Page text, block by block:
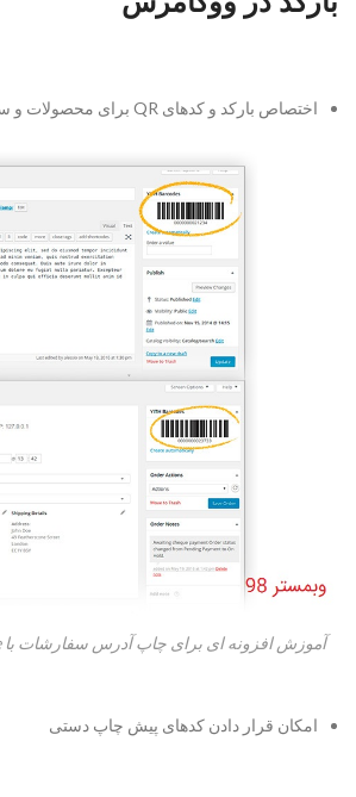
اختصاص بارکد و کدهای QR برای محصولات و سفارشات
آموزش افزونه ای برای چاپ آدرس سفارشات با QR Code
امکان قرار دادن کدهای پیش چاپ دستی